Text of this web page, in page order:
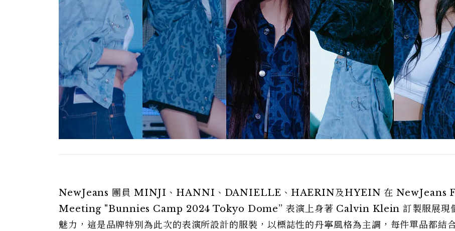
NewJeans 團員 MINJI、HANNI、DANIELLE、HAERIN及HYEIN 在 NewJeans
Meeting "Bunnies Camp 2024 Tokyo Dome” 表演上身著 Calvin Klein 訂製服展現
魅力，這是品牌特別為此次的表演所設計的服裝，以標誌性的丹寧風格為主調，每件單品都結